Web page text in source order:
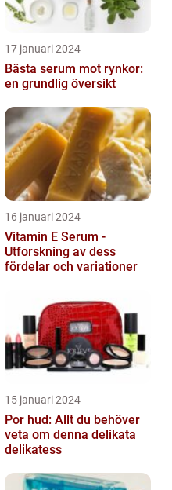
17 januari 2024
Bästa serum mot rynkor:
en grundlig översikt
16 januari 2024
Vitamin E Serum -
Utforskning av dess
fördelar och variationer
15 januari 2024
Por hud: Allt du behöver
veta om denna delikata
delikatess